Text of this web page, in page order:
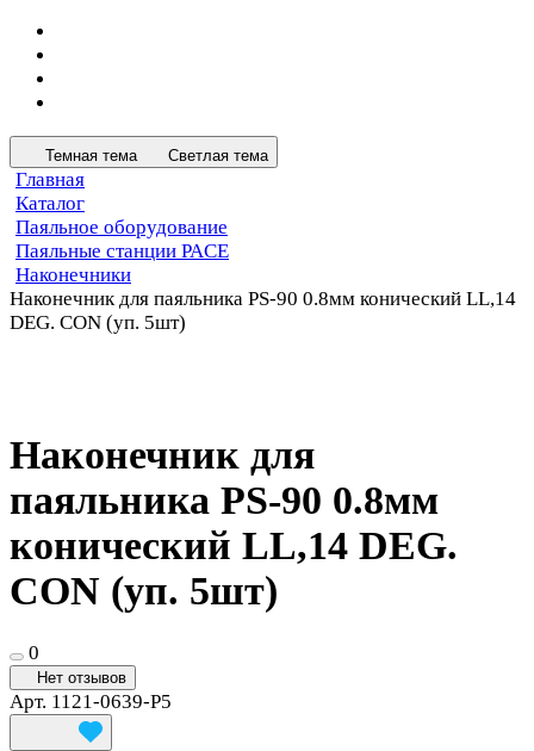
Темная тема Светлая тема
Главная
Каталог
Паяльное оборудование
Паяльные станции PACE
Наконечники
Наконечник для паяльника PS-90 0.8мм конический LL,14
DEG. CON (уп. 5шт)
Наконечник для
паяльника PS-90 0.8мм
конический LL,14 DEG.
CON (уп. 5шт)
0
Нет отзывов
Арт. 1121-0639-P5